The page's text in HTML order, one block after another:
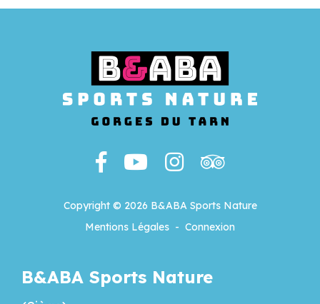
Copyright © 2026 B&ABA Sports Nature
Mentions Légales - Connexion
B&ABA Sports Nature